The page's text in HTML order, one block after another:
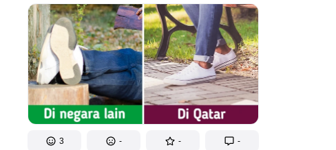
3 - - -